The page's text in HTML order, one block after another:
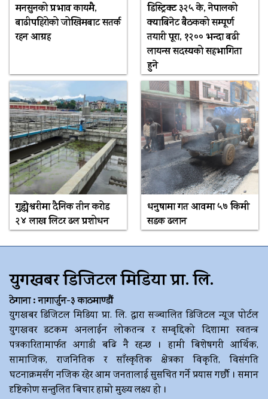
मनसुनको प्रभाव कायमै,
बाढीपहिरोको जोखिमबाट सतर्क
रहन आग्रह
डिस्ट्रिक्ट ३२५ के, नेपालको
क्याबिनेट बैठकको सम्पूर्ण
तयारी पूरा, १२०० भन्दा बढी
लायन्स सदस्यको सहभागिता
हुने
गुह्येश्वरीमा दैनिक तीन करोड
२४ लाख लिटर ढल प्रशोधन
धनुषामा गत आवमा ५७ किमी
सडक ढलान
युगखबर डिजिटल मिडिया प्रा. लि.
ठेगाना : नागार्जुन-३ काठमाण्डौं
युगखबर डिजिटल मिडिया प्रा. लि. द्धारा सञ्चालित डिजिटल न्यूज पोर्टल
युगखवर डटकम अनलाईन लोकतन्त्र र सम्बृद्दिको दिशामा स्वतन्त्र
पत्रकारितामार्फत अगाडी बढि नै रहन्छ । हामी बिशेषगरी आर्थिक,
सामाजिक, राजनितिक र साँस्कृतिक क्षेत्रका विकृति, विसंगति
घटनाक्रमसँग नजिक रहेर आम जनतालाई सुसचित गर्ने प्रयास गर्छौ । समान
दृष्टिकोण सन्तुलित बिचार हाम्रो मुख्य लक्ष्य हो ।